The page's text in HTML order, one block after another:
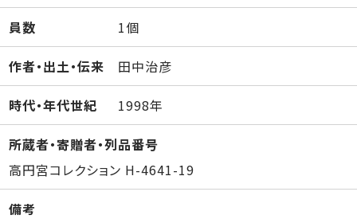
員数 1個
作者・出土・伝来 田中治彦
時代・年代世紀 1998年
所蔵者・寄贈者・列品番号
高円宮コレクション H-4641-19
備考